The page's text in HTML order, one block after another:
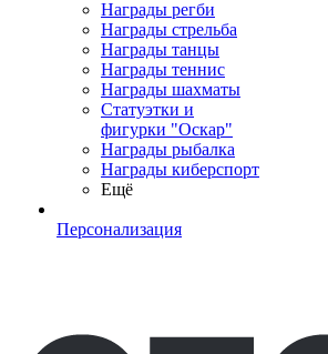
Награды регби
Награды стрельба
Награды танцы
Награды теннис
Награды шахматы
Статуэтки и
фигурки "Оскар"
Награды рыбалка
Награды киберспорт
Ещё
Персонализация